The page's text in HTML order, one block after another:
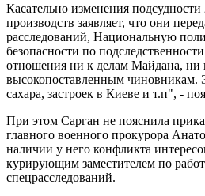
Касательно изменения
производств заявляет, что они
расследований, Национальную
безопасности по
отношения ни к делам Майдана,
высокопоставленным чиновникам.
сахара, застроек в Киеве и т.п", -
При этом Сарган не пояснила
главного военного прокурора
наличии у него конфликта
курирующим заместителем по
спецрасследований.